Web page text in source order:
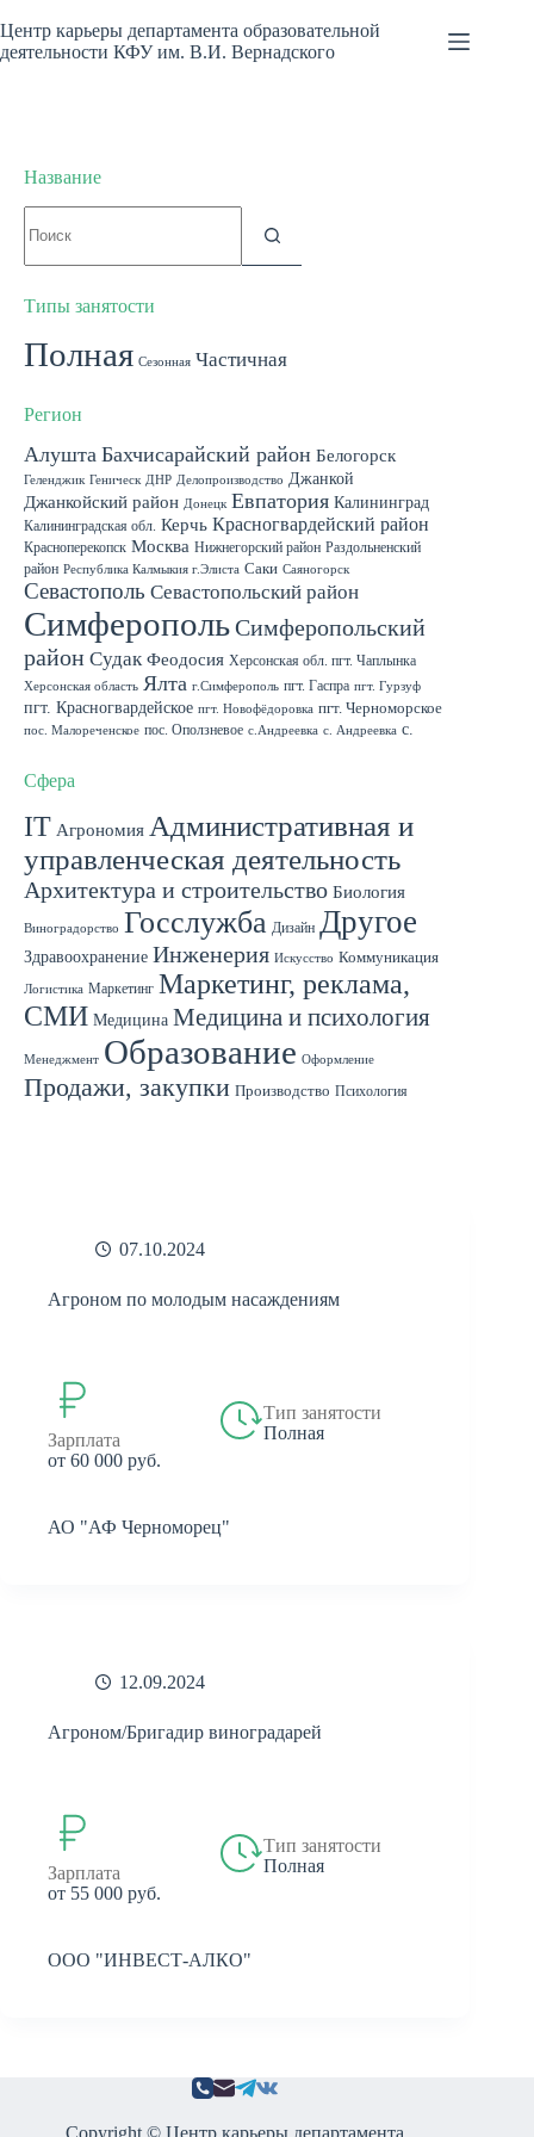
к
сути
Центр карьеры департамента образовательной
деятельности КФУ им. В.И. Вернадского
07.10.2024
Агроном по молодым насаждениям
Зарплата
от 60 000 руб.
Тип занятости
Полная
АО "АФ Черноморец"
12.09.2024
Агроном/Бригадир виноградарей
Зарплата
от 55 000 руб.
Тип занятости
Полная
ООО "ИНВЕСТ-АЛКО"
Название
не
Типы занятости
Полная Сезонная Частичная
Регион
Алушта Бахчисарайский район Белогорск
Геленджик Геническ ДНР Делопроизводство Джанкой
Джанкойский район Донецк Евпатория Калининград
Калининградская обл. Керчь Красногвардейский район
Красноперекопск Москва Нижнегорский район Раздольненский
район Республика Калмыкия г.Элиста Саки Саяногорск
Севастополь Севастопольский район
СимферопольСимферопольский
район Судак Феодосия Херсонская обл. пгт. Чаплынка
Херсонская область Ялта г.Симферополь пгт. Гаспра пгт. Гурзуф
пгт. Красногвардейское пгт. Новофёдоровка пгт. Черноморское
пос. Малореченское пос. Оползневое с.Андреевка с. Андреевка с.
с.Школьное
Сфера
IT Агрономия Административная и
управленческая деятельность
Архитектура и строительство Биология
Виноградорство Госслужба Дизайн Другое
Здравоохранение Инженерия Искусство Коммуникация
Логистика Маркетинг Маркетинг, реклама,
СМИ Медицина Медицина и психология
Менеджмент Образование Оформление
Продажи, закупки Производство Психология
Copyright © Центр карьеры департамента